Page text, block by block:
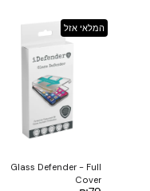
המלאי אזל
Glass Defender - Full
Cover